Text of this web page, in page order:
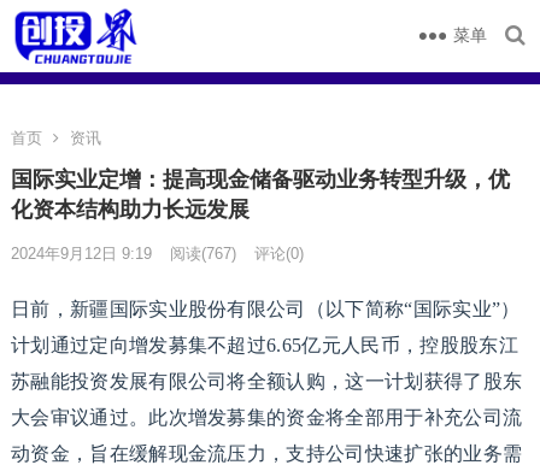
菜单
首页 资讯
国际实业定增：提高现金储备驱动业务转型升级，优
化资本结构助力长远发展
2024年9月12日 9:19 阅读(767) 评论(0)
日前，新疆国际实业股份有限公司（以下简称“国际实业”）
计划通过定向增发募集不超过6.65亿元人民币，控股股东江
苏融能投资发展有限公司将全额认购，这一计划获得了股东
大会审议通过。此次增发募集的资金将全部用于补充公司流
动资金，旨在缓解现金流压力，支持公司快速扩张的业务需